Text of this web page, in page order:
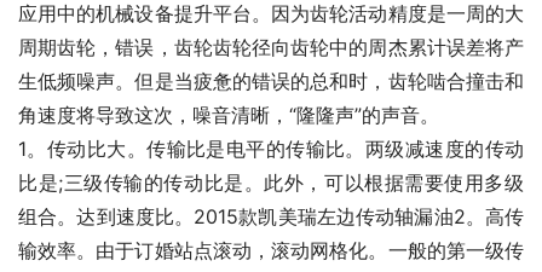
应用中的机械设备提升平台。因为齿轮活动精度是一周的大
周期齿轮，错误，齿轮齿轮径向齿轮中的周杰累计误差将产
生低频噪声。但是当疲惫的错误的总和时，齿轮啮合撞击和
角速度将导致这次，噪音清晰，“隆隆声”的声音。
1。传动比大。传输比是电平的传输比。两级减速度的传动
比是;三级传输的传动比是。此外，可以根据需要使用多级
组合。达到速度比。2015款凯美瑞左边传动轴漏油2。高传
输效率。由于订婚站点滚动，滚动网格化。一般的第一级传